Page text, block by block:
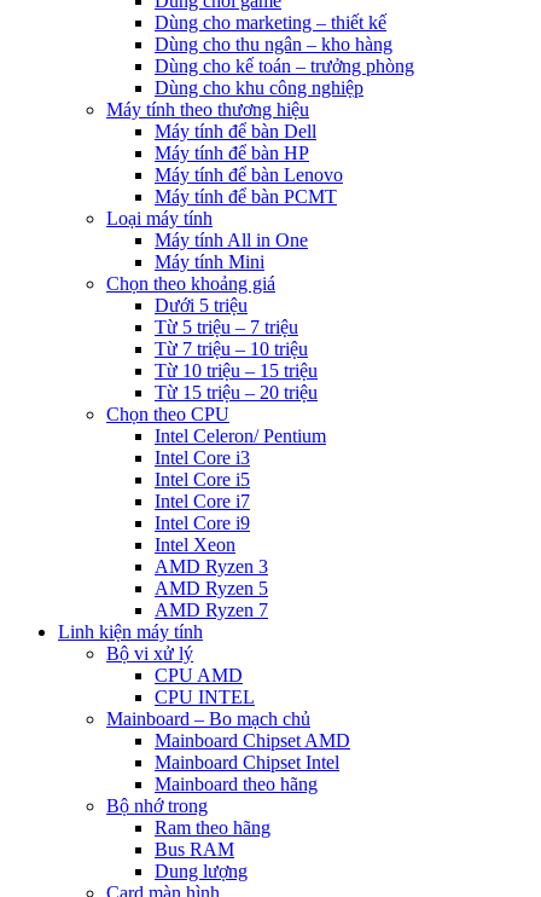
Dùng cho marketing – thiết kế
Dùng cho thu ngân – kho hàng
Dùng cho kế toán – trưởng phòng
Dùng cho khu công nghiệp
Máy tính theo thương hiệu
Máy tính để bàn Dell
Máy tính để bàn HP
Máy tính để bàn Lenovo
Máy tính để bàn PCMT
Loại máy tính
Máy tính All in One
Máy tính Mini
Chọn theo khoảng giá
Dưới 5 triệu
Từ 5 triệu – 7 triệu
Từ 7 triệu – 10 triệu
Từ 10 triệu – 15 triệu
Từ 15 triệu – 20 triệu
Chọn theo CPU
Intel Celeron/ Pentium
Intel Core i3
Intel Core i5
Intel Core i7
Intel Core i9
Intel Xeon
AMD Ryzen 3
AMD Ryzen 5
AMD Ryzen 7
Linh kiện máy tính
Bộ vi xử lý
CPU AMD
CPU INTEL
Mainboard – Bo mạch chủ
Mainboard Chipset AMD
Mainboard Chipset Intel
Mainboard theo hãng
Bộ nhớ trong
Ram theo hãng
Bus RAM
Dung lượng